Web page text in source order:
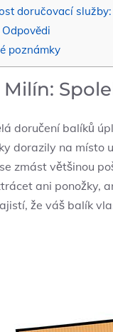
doručovací
poznámky
Milín:
doručení balíků
dorazily na místo
zmást většinou
ani ponožky,
že váš balík